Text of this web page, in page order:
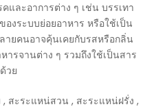
และอาการต่าง ๆ เช่น บรรเทา
งระบบย่อยอาหาร หรือใช้เป็น
ายคนอาจคุ้นเคยกับรสหรือกลิ่น
รจานต่าง ๆ รวมถึงใช้เป็นสาร
วย
สะระแหน่สวน , สะระแหน่ฝรั่ง ,